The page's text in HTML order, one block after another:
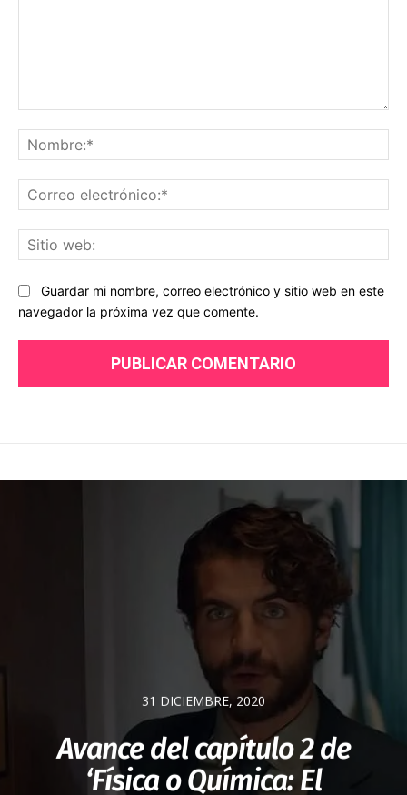
Guardar mi nombre, correo electrónico y sitio web en este
navegador la próxima vez que comente.